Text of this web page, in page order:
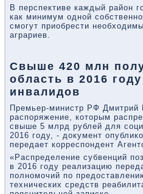
В перспективе каждый район
как минимум одной
смогут приобрести
аграриев.
Свыше 420 млн
область в 2016
инвалидов
Премьер-министр РФ Дмитрий
распоряжение, которым
свыше 5 млрд рублей для
2016 году, - документ
передает корреспондент
«Распределение субвенций
в 2016 году реализацию
полномочий по
технических средств